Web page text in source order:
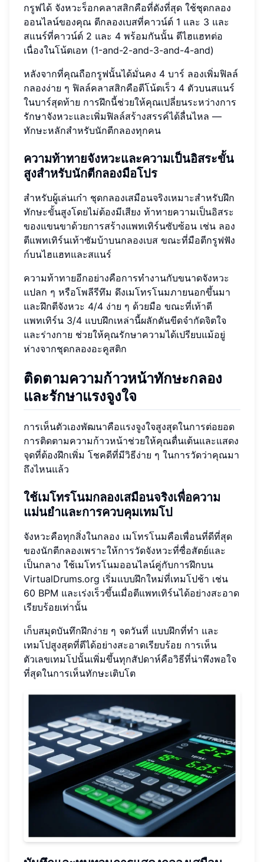
กรูฟได้ จังหวะร็อกคลาสสิกคือที่ดังที่สุด ใช้ชุดกลอง
ออนไลน์ของคุณ ตีกลองเบสที่คาวน์ต์ 1 และ 3 และ
สแนร์ที่คาวน์ต์ 2 และ 4 พร้อมกันนั้น ตีไฮแฮทต่อ
เนื่องในโน้ตเอท (1-and-2-and-3-and-4-and)
หลังจากที่คุณถือกรูฟนั้นได้มั่นคง 4 บาร์ ลองเพิ่มฟิลล์
กลองง่าย ๆ ฟิลล์คลาสสิกคือตีโน้ตเร็ว 4 ตัวบนสแนร์
ในบาร์สุดท้าย การฝึกนี้ช่วยให้คุณเปลี่ยนระหว่างการ
รักษาจังหวะและเพิ่มฟิลล์สร้างสรรค์ได้ลื่นไหล —
ทักษะหลักสำหรับนักตีกลองทุกคน
ความท้าทายจังหวะและความเป็นอิสระขั้น
สูงสำหรับนักตีกลองมือโปร
สำหรับผู้เล่นเก๋า ชุดกลองเสมือนจริงเหมาะสำหรับฝึก
ทักษะขั้นสูงโดยไม่ต้องมีเสียง ท้าทายความเป็นอิสระ
ของแขนขาด้วยการสร้างแพทเทิร์นซับซ้อน เช่น ลอง
ตีแพทเทิร์นเท้าซัมบ้าบนกลองเบส ขณะที่มือตีกรูฟฟัง
ก์บนไฮแฮทและสแนร์
ความท้าทายอีกอย่างคือการทำงานกับขนาดจังหวะ
แปลก ๆ หรือโพลีรีทึม ดึงเมโทรโนมภายนอกขึ้นมา
และฝึกตีจังหวะ 4/4 ง่าย ๆ ด้วยมือ ขณะที่เท้าตี
แพทเทิร์น 3/4 แบบฝึกเหล่านี้ผลักดันขีดจำกัดจิตใจ
และร่างกาย ช่วยให้คุณรักษาความได้เปรียบแม้อยู่
ห่างจากชุดกลองอะคูสติก
ติดตามความก้าวหน้าทักษะกลอง
และรักษาแรงจูงใจ
การเห็นตัวเองพัฒนาคือแรงจูงใจสูงสุดในการต่อยอด
การติดตามความก้าวหน้าช่วยให้คุณตื่นเต้นและแสดง
จุดที่ต้องฝึกเพิ่ม โชคดีที่มีวิธีง่าย ๆ ในการวัดว่าคุณมา
ถึงไหนแล้ว
ใช้เมโทรโนมกลองเสมือนจริงเพื่อความ
แม่นยำและการควบคุมเทมโป
จังหวะคือทุกสิ่งในกลอง เมโทรโนมคือเพื่อนที่ดีที่สุด
ของนักตีกลองเพราะให้การวัดจังหวะที่ซื่อสัตย์และ
เป็นกลาง ใช้เมโทรโนมออนไลน์คู่กับการฝึกบน
VirtualDrums.org เริ่มแบบฝึกใหม่ที่เทมโปช้า เช่น
60 BPM และเร่งเร็วขึ้นเมื่อตีแพทเทิร์นได้อย่างสะอาด
เรียบร้อยเท่านั้น
เก็บสมุดบันทึกฝึกง่าย ๆ จดวันที่ แบบฝึกที่ทำ และ
เทมโปสูงสุดที่ตีได้อย่างสะอาดเรียบร้อย การเห็น
ตัวเลขเทมโปนั้นเพิ่มขึ้นทุกสัปดาห์คือวิธีที่น่าพึงพอใจ
ที่สุดในการเห็นทักษะเติบโต